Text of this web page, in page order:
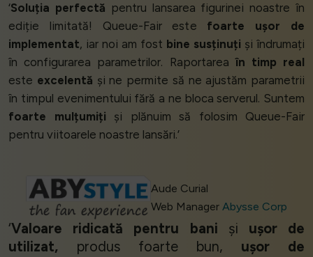
‘Soluția perfectă pentru lansarea figurinei noastre în
ediție limitată! Queue-Fair este foarte ușor de
implementat, iar noi am fost bine susținuți și îndrumați
în configurarea parametrilor. Raportareaîn timp real
este excelentă și ne permite să ne ajustăm parametrii
în timpul evenimentului fără a ne bloca serverul. Suntem
foarte mulțumiți și plănuim să folosim Queue-Fair
pentru viitoarele noastre lansări.’
Aude Curial
Web Manager Abysse Corp
‘Valoare ridicată pentru bani și ușor de
utilizat, produs foarte bun, ușor de